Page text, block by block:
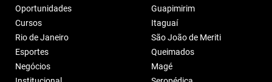
Oportunidades
Cursos
Rio de Janeiro
Esportes
Negócios
Guapimirim
Itaguaí
São João de Meriti
Queimados
Magé